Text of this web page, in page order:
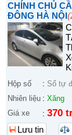
CHÍNH CHỦ
ĐÔNG HÀ NỘI
Hộp số : Số tự
Nhiên liệu : Xăng
Giá xe
: 370
Lưu tin